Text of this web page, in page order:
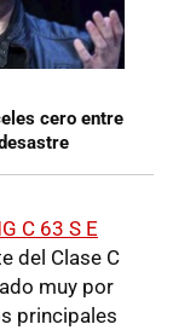
cero entre
C 63 S E
del Clase C
muy por
principales